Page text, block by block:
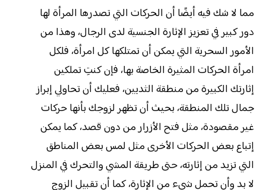
مما لا شك فيه أيضًا أن الحركات التي تصدرها المرأة لها
دور كبير في تعزيز الإثارة الجنسية لدى الرجال، وهذا من
الأمور السحرية التي يمكن أن تمتلكها كل امرأة، فلكل
امرأة الحركات المثيرة الخاصة بها، فإن كنتِ تملكين
إثارتك الكبيرة من منطقة الثديين، فعليك أن تحاولي إبراز
جمال تلك المنطقة، بحيث أن تظهر لزوجك بأنها حركات
غير مقصودة، مثل فتح الأزرار من دون قصد، كما يمكن
إتباع بعض الحركات الأخرى مثل لمس بعض المناطق
التي تزيد من إثارته، حتى طريقة المشي والتحرك في المنزل
لا بد وأن تحمل شيء من الإثارة، كما أن تقبيل الزوج